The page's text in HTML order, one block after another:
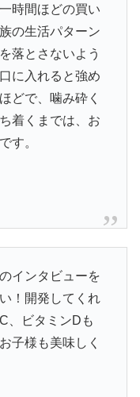
時間ほどの買い
の生活パターン
落とさないよう
に入れると強め
どで、噛み砕く
着くまでは、お
す。
インタビューを
！開発してくれ
、ビタミンDも
子様も美味しく